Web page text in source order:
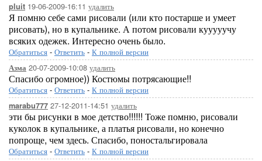
pluit 19-06-2009-16:11 удалить
Я помню себе сами рисовали (или кто постарше и умеет
рисовать), но в купальнике. А потом рисовали кууууучу
всяких одежек. Интересно очень было.
Обратиться - Ответить - К полной версии
Азма 20-07-2009-10:08 удалить
Спасибо огромное)) Костюмы потрясающие!!
Обратиться - Ответить - К полной версии
marabu777 27-12-2011-14:51 удалить
эти бы рисунки в мое детство!!!!!! Тоже помню, рисовали
куколок в купальнике, а платья рисовали, но конечно
попроще, чем здесь. Спасибо, поностальгировала
Обратиться - Ответить - К полной версии